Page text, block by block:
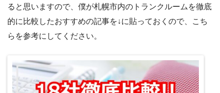
ると思いますので、僕が札幌市内のトランクルームを徹底
的に比較したおすすめの記事を↓に貼っておくので、こち
らを参考にしてください。